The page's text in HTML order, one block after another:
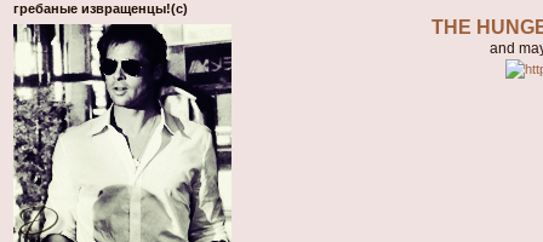
гребаные извращенцы!(с)
THE
and